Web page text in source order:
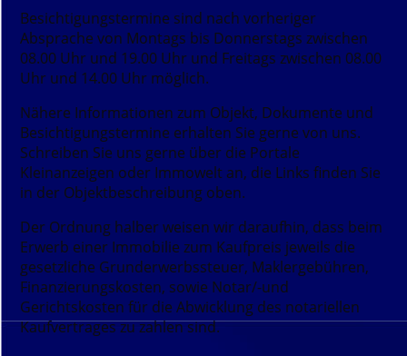
Besichtigungstermine sind nach vorheriger
Absprache von Montags bis Donnerstags zwischen
08.00 Uhr und 19.00 Uhr und Freitags zwischen 08.00
Uhr und 14.00 Uhr möglich.
Nähere Informationen zum Objekt, Dokumente und
Besichtigungstermine erhalten Sie gerne von uns.
Schreiben Sie uns gerne über die Portale
Kleinanzeigen oder Immowelt an, die Links finden Sie
in der Objektbeschreibung oben.
Der Ordnung halber weisen wir daraufhin, dass beim
Erwerb einer Immobilie zum Kaufpreis jeweils die
gesetzliche Grunderwerbssteuer, Maklergebühren,
Finanzierungskosten, sowie Notar/-und
Gerichtskosten für die Abwicklung des notariellen
Kaufvertrages zu zahlen sind.